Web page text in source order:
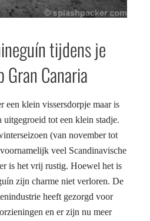
tijdens je
Canaria
een klein vissersdorpje maar is
tot een klein stadje.
(van november tot
veel Scandinavische
is het vrij rustig. Hoewel het is
zijn charme niet verloren. De
heeft gezorgd voor
en er zijn nu meer